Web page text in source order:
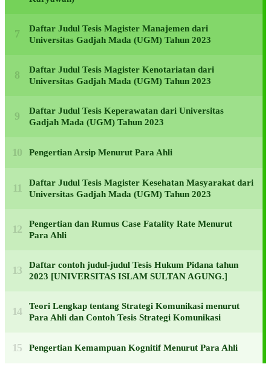
Daftar Judul Tesis Magister Manajemen dari
Universitas Gadjah Mada (UGM) Tahun 2023
Daftar Judul Tesis Magister Kenotariatan dari
Universitas Gadjah Mada (UGM) Tahun 2023
Daftar Judul Tesis Keperawatan dari Universitas
Gadjah Mada (UGM) Tahun 2023
Pengertian Arsip Menurut Para Ahli
Daftar Judul Tesis Magister Kesehatan Masyarakat dari
Universitas Gadjah Mada (UGM) Tahun 2023
Pengertian dan Rumus Case Fatality Rate Menurut
Para Ahli
Daftar contoh judul-judul Tesis Hukum Pidana tahun
2023 [UNIVERSITAS ISLAM SULTAN AGUNG.]
Teori Lengkap tentang Strategi Komunikasi menurut
Para Ahli dan Contoh Tesis Strategi Komunikasi
Pengertian Kemampuan Kognitif Menurut Para Ahli